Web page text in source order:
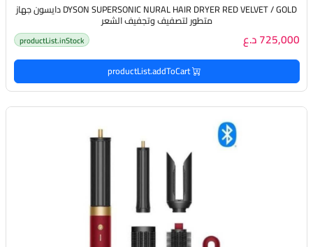
DYSON SUPERSONIC NURAL HAIR DRYER RED VELVET / GOLD دايسون جهاز
متطور لتصفيف وتجفيف الشعر
725,000 د.ع productList.inStock
productList.addToCart